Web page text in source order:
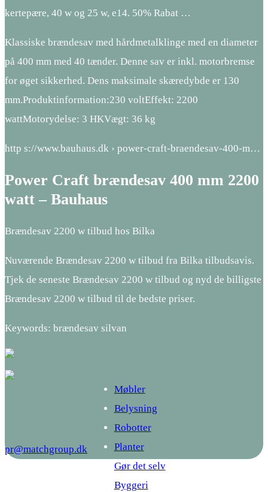
kertepære, 40 w og 25 w, e14. 50% Rabat …
Klassiske brændesav med hårdmetalklinge med en diameter
på 400 mm med 40 tænder. Denne sav er inkl. motorbremse
for øget sikkerhed. Dens maksimale skæredybde er 130
mm.Produktinformation:230 voltEffekt: 2200
wattMotorydelse: 3 HKVægt: 36 kg
http s://www.bauhaus.dk › power-craft-braendesav-400-m…
Power Craft brændesav 400 mm 2200
watt – Bauhaus
Brændesav 2200 w tilbud hos Bilka
Nuværende Brændesav 2200 w tilbud fra Bilka tilbudsavis.
Tjek de seneste Brændesav 2200 w tilbud og nyd de billigste
Brændesav 2200 w tilbud til de bedste priser.
Keywords: brændesav silvan
Møbler
Belysning
Robotter
Planter
Gør det selv
Byggeri
pr@matchgroup.dk